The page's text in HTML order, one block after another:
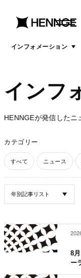
menu
open
インフォメーションmenu
インフ
HENNGEが発信したニ
カテゴリー
すべて ニュース
8
ー